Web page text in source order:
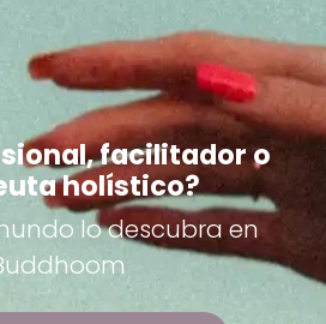
facilitador o
holístico?
lo descubra en